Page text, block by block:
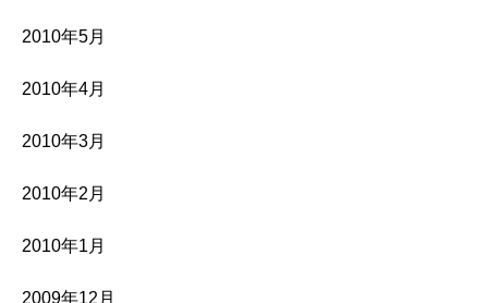
2010年5月
2010年4月
2010年3月
2010年2月
2010年1月
2009年12月